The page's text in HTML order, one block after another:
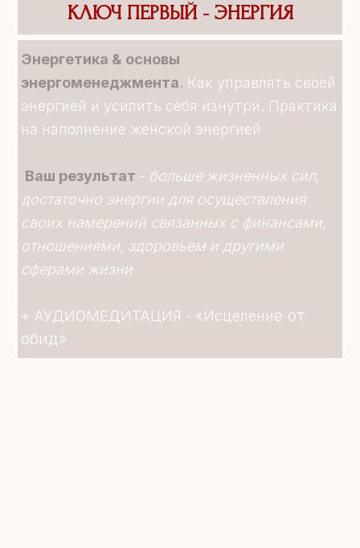
КЛЮЧ ПЕРВЫЙ - ЭНЕРГИЯ
Энергетика & основы
энергоменеджмента. Как управлять своей
энергией и усилить себя изнутри. Практика
на наполнение женской энергией
Ваш результат - больше жизненных сил,
достаточно энергии для осуществления
своих намерений связанных с финансами,
отношениями, здоровьем и другими
сферами жизни
+ АУДИОМЕДИТАЦИЯ - «Исцеление от
обид»